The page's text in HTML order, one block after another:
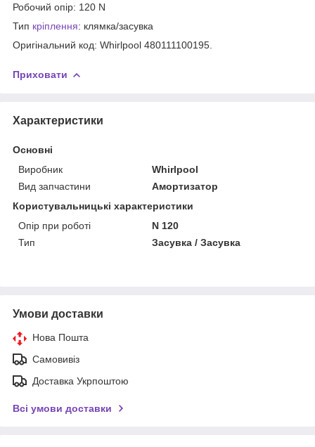
Робочий опір: 120 N
Тип кріплення: клямка/засувка
Оригінальний код: Whirlpool 480111100195.
Приховати
Характеристики
Основні
Виробник
Whirlpool
Вид запчастини
Амортизатор
Користувальницькі характеристики
Опір при роботі
N 120
Тип
Засувка / Засувка
Умови доставки
Нова Пошта
Самовивіз
Доставка Укрпоштою
Всі умови доставки